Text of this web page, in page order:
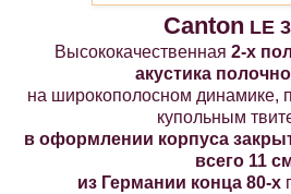
Canton LE
Высококачественная 2-х
акустика
на широкополосном динамике,
купольным
в оформлении корпуса
всего 11
из Германии конца 80-х